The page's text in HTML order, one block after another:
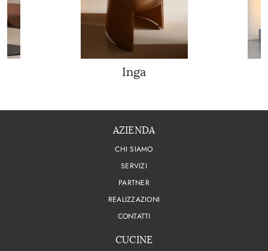
Inga
AZIENDA
CHI SIAMO
SERVIZI
PARTNER
REALIZZAZIONI
CONTATTI
CUCINE